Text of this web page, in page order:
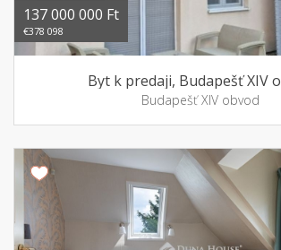
137 000 000 Ft
€378 098
Byt k predaji, Budapešť XIV
Budapešť XIV obvod